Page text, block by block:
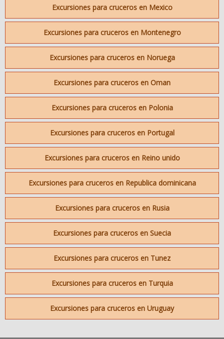
Excursiones para cruceros en Mexico
Excursiones para cruceros en Montenegro
Excursiones para cruceros en Noruega
Excursiones para cruceros en Oman
Excursiones para cruceros en Polonia
Excursiones para cruceros en Portugal
Excursiones para cruceros en Reino unido
Excursiones para cruceros en Republica dominicana
Excursiones para cruceros en Rusia
Excursiones para cruceros en Suecia
Excursiones para cruceros en Tunez
Excursiones para cruceros en Turquia
Excursiones para cruceros en Uruguay